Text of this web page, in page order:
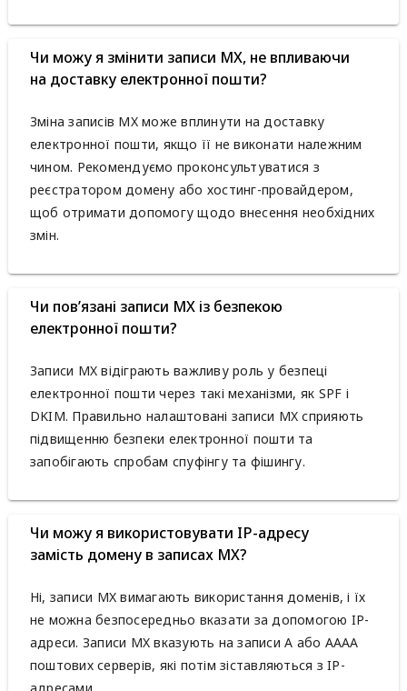
Чи можу я змінити записи MX, не впливаючи
на доставку електронної пошти?
Зміна записів MX може вплинути на доставку
електронної пошти, якщо її не виконати належним
чином. Рекомендуємо проконсультуватися з
реєстратором домену або хостинг-провайдером,
щоб отримати допомогу щодо внесення необхідних
змін.
Чи пов’язані записи MX із безпекою
електронної пошти?
Записи MX відіграють важливу роль у безпеці
електронної пошти через такі механізми, як SPF і
DKIM. Правильно налаштовані записи MX сприяють
підвищенню безпеки електронної пошти та
запобігають спробам спуфінгу та фішингу.
Чи можу я використовувати IP-адресу
замість домену в записах MX?
Ні, записи MX вимагають використання доменів, і їх
не можна безпосередньо вказати за допомогою IP-
адреси. Записи MX вказують на записи A або AAAA
поштових серверів, які потім зіставляються з IP-